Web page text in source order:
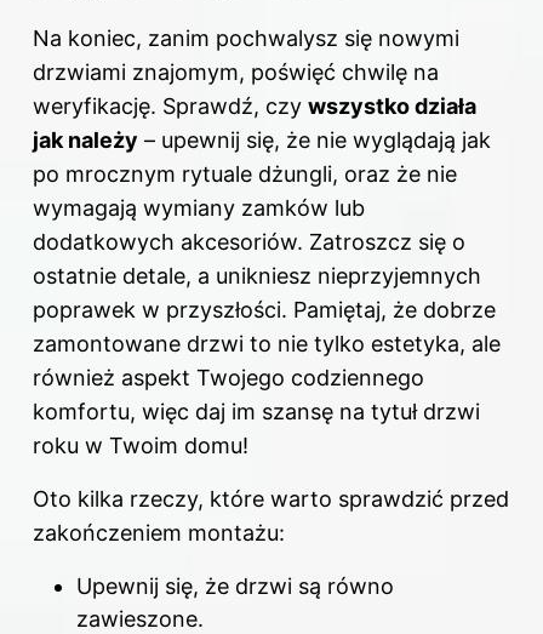
Na koniec, zanim pochwalysz się nowymi
drzwiami znajomym, poświęć chwilę na
weryfikację. Sprawdź, czy wszystko działa
jak należy – upewnij się, że nie wyglądają jak
po mrocznym rytuale dżungli, oraz że nie
wymagają wymiany zamków lub
dodatkowych akcesoriów. Zatroszcz się o
ostatnie detale, a unikniesz nieprzyjemnych
poprawek w przyszłości. Pamiętaj, że dobrze
zamontowane drzwi to nie tylko estetyka, ale
również aspekt Twojego codziennego
komfortu, więc daj im szansę na tytuł drzwi
roku w Twoim domu!
Oto kilka rzeczy, które warto sprawdzić przed
zakończeniem montażu:
Upewnij się, że drzwi są równo
zawieszone.